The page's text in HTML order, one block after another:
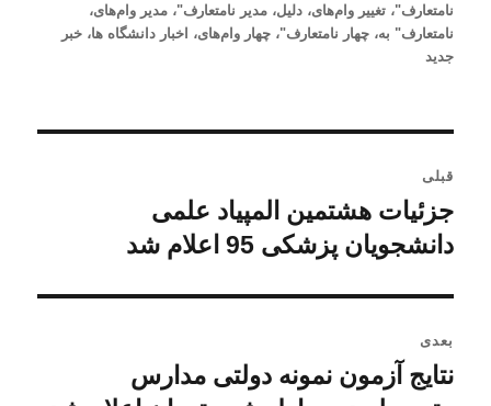
شده
در
نامتعارف"،تغییر وام‌های،دلیل،مدیر نامتعارف"،مدیر وام‌های،
نامتعارف" به،چهار نامتعارف"،چهار وام‌های، اخبار دانشگاه ها،خبر
جدید
نوشته
قبلی
نوشته
قبلی:
جزئیات هشتمین المپیاد علمی
دانشجویان پزشکی 95 اعلام شد
بعدی
نوشته
نتایج آزمون نمونه دولتی مدارس